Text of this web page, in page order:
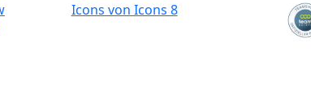
Icons von Icons 8